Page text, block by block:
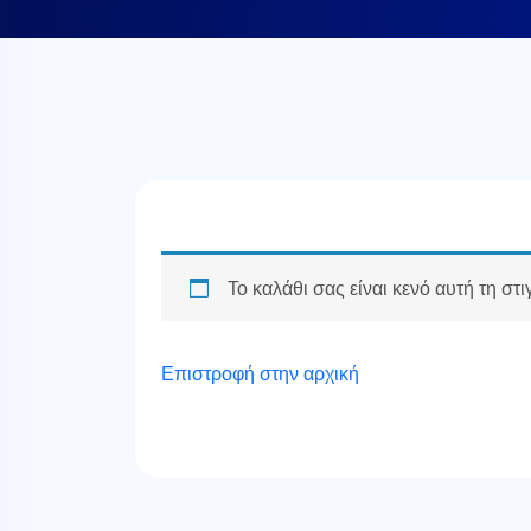
Το καλάθι σας είναι κενό αυτή τη
Επιστροφή στην αρχική